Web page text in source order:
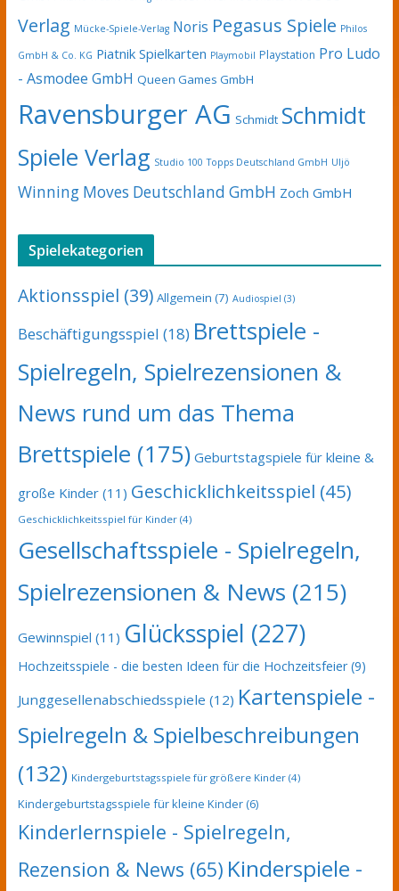
Verlag Mücke-Spiele-Verlag Noris Pegasus Spiele Philos
GmbH & Co. KG Piatnik Spielkarten Playmobil Playstation Pro Ludo
- Asmodee GmbH Queen Games GmbH
Ravensburger AG Schmidt Schmidt
Spiele Verlag Studio 100 Topps Deutschland GmbH Uljö
Winning Moves Deutschland GmbH Zoch GmbH
Spielekategorien
Aktionsspiel (39) Allgemein (7) Audiospiel (3)
Beschäftigungsspiel (18) Brettspiele -
Spielregeln, Spielrezensionen &
News rund um das Thema
Brettspiele (175) Geburtstagspiele für kleine &
große Kinder(11) Geschicklichkeitsspiel (45)
Geschicklichkeitsspiel für Kinder(4)
Gesellschaftsspiele - Spielregeln,
Spielrezensionen & News (215)
Gewinnspiel (11) Glücksspiel (227)
Hochzeitsspiele - die besten Ideen für die Hochzeitsfeier(9)
Junggesellenabschiedsspiele (12) Kartenspiele -
Spielregeln & Spielbeschreibungen
(132) Kindergeburtstagsspiele für größere Kinder(4)
Kindergeburtstagsspiele für kleine Kinder(6)
Kinderlernspiele - Spielregeln,
Rezension & News (65) Kinderspiele -